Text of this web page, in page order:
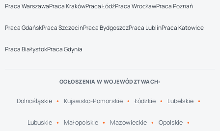
Praca WarszawaPraca KrakówPraca ŁódźPraca WrocławPraca Poznań
Praca GdańskPraca SzczecinPraca BydgoszczPraca LublinPraca Katowice
Praca BiałystokPraca Gdynia
OGŁOSZENIA W WOJEWÓDZTWACH:
Dolnośląskie Kujawsko-Pomorskie Łódzkie Lubelskie
Lubuskie Małopolskie Mazowieckie Opolskie